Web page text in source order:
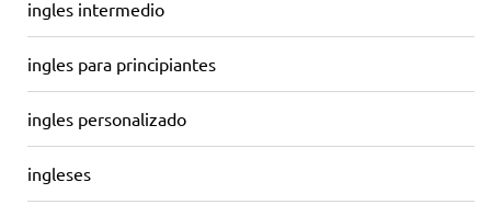
ingles intermedio
ingles para principiantes
ingles personalizado
ingleses